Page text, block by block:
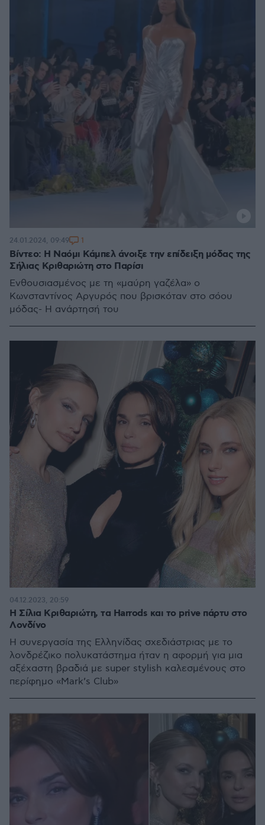
Βίντεο: Η Ναόμι Κάμπελ άνοιξε την επίδειξη μόδας της
Σήλιας Κριθαριώτη στο Παρίσι
Ενθουσιασμένος με τη «μαύρη γαζέλα» ο
Κωνσταντίνος Αργυρός που βρισκόταν στο σόου
μόδας- Η ανάρτησή του
24.01.2024, 09:49 1
Η Σίλια Κριθαριώτη, τα Harrods και το prive πάρτυ στο
Λονδίνο
H συνεργασία της Ελληνίδας σχεδιάστριας με το
λονδρέζικο πολυκατάστημα ήταν η αφορμή για μια
αξέχαστη βραδιά με super stylish καλεσμένους στο
περίφημο «Mark’s Club»
04.12.2023, 20:59